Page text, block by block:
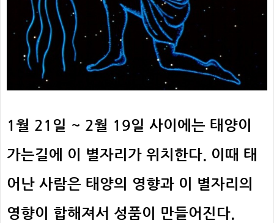
1월 21일 ~ 2월 19일 사이에는 태양이
가는길에 이 별자리가 위치한다. 이때 태
어난 사람은 태양의 영향과 이 별자리의
영향이 합해져서 성품이 만들어진다.